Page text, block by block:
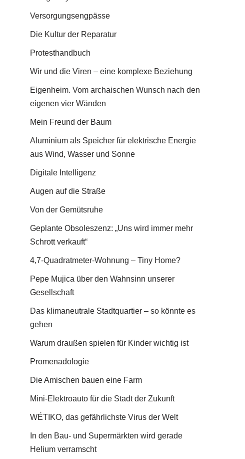
Versorgungsengpässe
Die Kultur der Reparatur
Protesthandbuch
Wir und die Viren – eine komplexe Beziehung
Eigenheim. Vom archaischen Wunsch nach den
eigenen vier Wänden
Mein Freund der Baum
Aluminium als Speicher für elektrische Energie
aus Wind, Wasser und Sonne
Digitale Intelligenz
Augen auf die Straße
Von der Gemütsruhe
Geplante Obsoleszenz: „Uns wird immer mehr
Schrott verkauft“
4,7-Quadratmeter-Wohnung – Tiny Home?
Pepe Mujica über den Wahnsinn unserer
Gesellschaft
Das klimaneutrale Stadtquartier – so könnte es
gehen
Warum draußen spielen für Kinder wichtig ist
Promenadologie
Die Amischen bauen eine Farm
Mini-Elektroauto für die Stadt der Zukunft
WÉTIKO, das gefährlichste Virus der Welt
In den Bau- und Supermärkten wird gerade
Helium verramscht